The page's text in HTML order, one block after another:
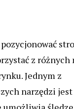
z różnych
Jednym z
narzędzi jest